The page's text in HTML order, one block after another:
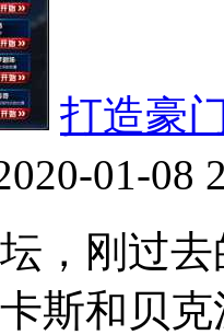
打造豪
01-08
，刚过
斯和贝